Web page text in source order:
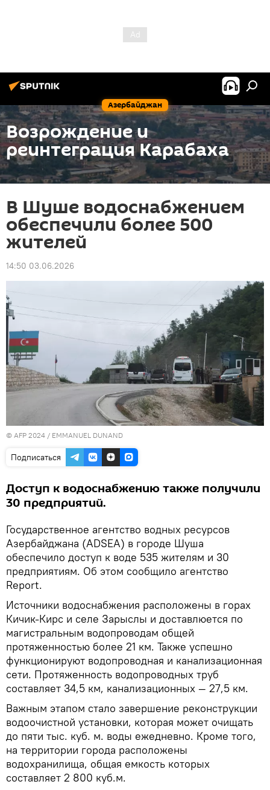
Азербайджан
Возрождение и
реинтеграция Карабаха
В Шуше водоснабжением
обеспечили более 500
жителей
14:50 03.06.2026
© AFP 2024 / EMMANUEL DUNAND
Подписаться
Доступ к водоснабжению также получили
30 предприятий.
Государственное агентство водных ресурсов
Азербайджана (ADSEA) в городе Шуша
обеспечило доступ к воде 535 жителям и 30
предприятиям. Об этом сообщило агентство
Report.
Источники водоснабжения расположены в горах
Кичик‑Кирс и селе Зарыслы и доставлюется по
магистральным водопроводам общей
протяженностью более 21 км. Также успешно
функционируют водопроводная и канализационная
сети. Протяженность водопроводных труб
составляет 34,5 км, канализационных — 27,5 км.
Важным этапом стало завершение реконструкции
водоочистной установки, которая может очищать
до пяти тыс. куб. м. воды ежедневно. Кроме того,
на территории города расположены
водохранилища, общая емкость которых
составляет 2 800 куб.м.